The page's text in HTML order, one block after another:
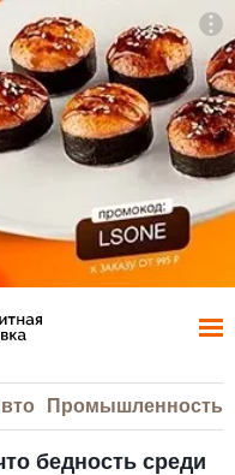
Промышленность
бедность среди